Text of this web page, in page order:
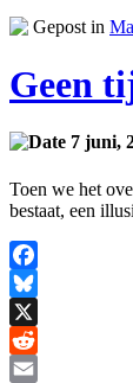
Gepost in
Geen
7 juni,
Toen we het
bestaat, een
Facebook
Bluesky
X
Reddit